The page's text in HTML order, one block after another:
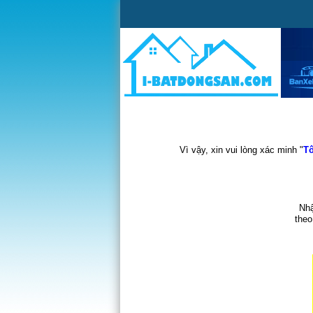
Vì vậy, xin vui lòng xác minh "